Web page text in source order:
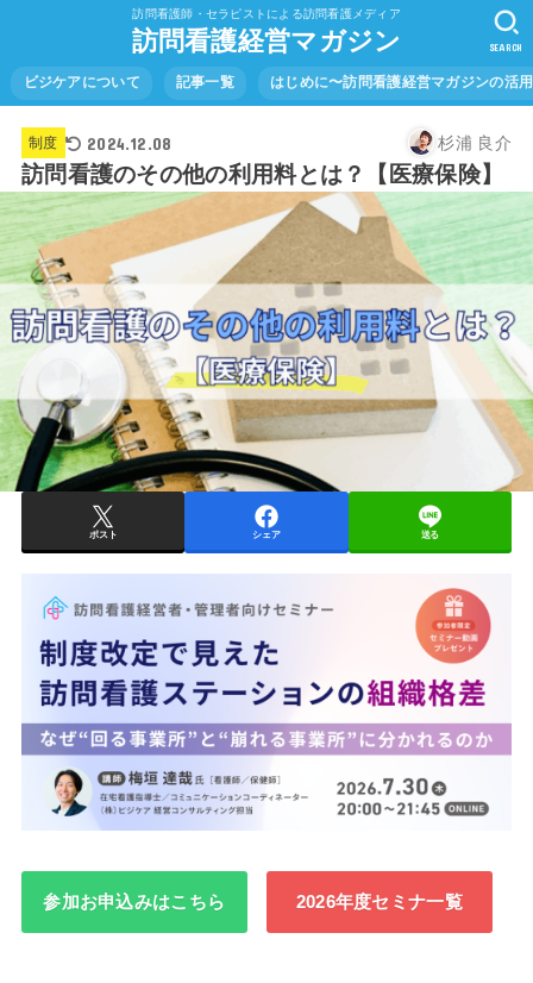
訪問看護師・セラピストによる訪問看護メディア
訪問看護経営マガジン
ビジケアについて 記事一覧 はじめに〜訪問看護経営マガジンの活
SEARCH
制度 2024.12.08 杉浦 良介
訪問看護のその他の利用料とは？【医療保険】
ポスト シェア 送る
参加お申込みはこちら 2026年度セミナ一覧